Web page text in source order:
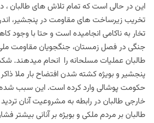
تخریب زیرساخت های مقاومت در پنجشیر،
تخار به ناکامی انجامیده است و حتا با
جنگی در فصل زمستان، جنگجویان مقاومت
طالبان عملیات مسلحانه را انحام میدهند.
پنجشیر و بویژه کشته شدن افتضاح بار ملا
حکومت پوشالی وارد کرده است. این سبب شده
خارجی طالبان در رابطه به مشروعیت آنان تردید
طالبان بر مردم ملکی و بویژه بر آنانی بیشتر